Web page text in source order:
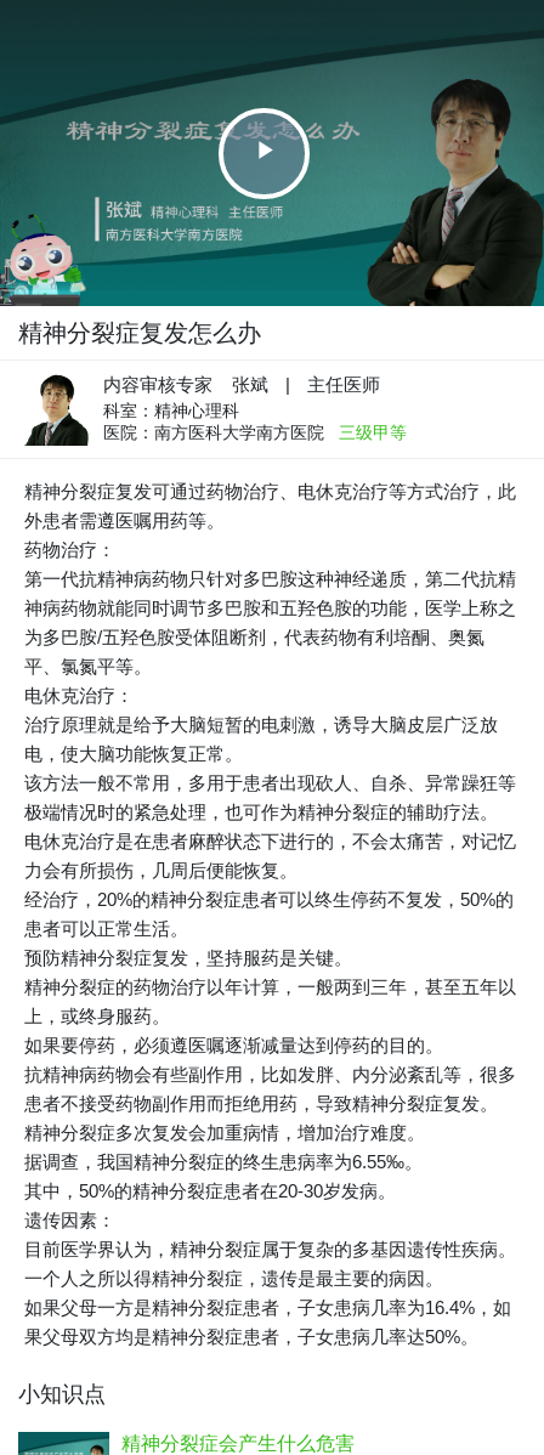
精神分裂症复发怎么办
Play
Video
内容审核专家 张斌 | 主任医师
科室： 精神心理科
医院： 南方医科大学南方医院 三级甲等
精神分裂症复发可通过药物治疗、电休克治疗等方式治疗，此
外患者需遵医嘱用药等。
药物治疗：
第一代抗精神病药物只针对多巴胺这种神经递质，第二代抗精
神病药物就能同时调节多巴胺和五羟色胺的功能，医学上称之
为多巴胺/五羟色胺受体阻断剂，代表药物有利培酮、奥氮
平、氯氮平等。
电休克治疗：
治疗原理就是给予大脑短暂的电刺激，诱导大脑皮层广泛放
电，使大脑功能恢复正常。
该方法一般不常用，多用于患者出现砍人、自杀、异常躁狂等
极端情况时的紧急处理，也可作为精神分裂症的辅助疗法。
电休克治疗是在患者麻醉状态下进行的，不会太痛苦，对记忆
力会有所损伤，几周后便能恢复。
经治疗，20%的精神分裂症患者可以终生停药不复发，50%的
患者可以正常生活。
预防精神分裂症复发，坚持服药是关键。
精神分裂症的药物治疗以年计算，一般两到三年，甚至五年以
上，或终身服药。
如果要停药，必须遵医嘱逐渐减量达到停药的目的。
抗精神病药物会有些副作用，比如发胖、内分泌紊乱等，很多
患者不接受药物副作用而拒绝用药，导致精神分裂症复发。
精神分裂症多次复发会加重病情，增加治疗难度。
据调查，我国精神分裂症的终生患病率为6.55‰。
其中，50%的精神分裂症患者在20-30岁发病。
遗传因素：
目前医学界认为，精神分裂症属于复杂的多基因遗传性疾病。
一个人之所以得精神分裂症，遗传是最主要的病因。
如果父母一方是精神分裂症患者，子女患病几率为16.4%，如
果父母双方均是精神分裂症患者，子女患病几率达50%。
小知识点
精神分裂症会产生什么危害